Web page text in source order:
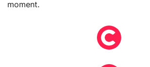
moment.